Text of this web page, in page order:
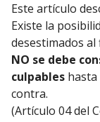
Este artículo
Existe la
desestimados
NO se debe
culpables hasta
contra.
(Artículo 04 del